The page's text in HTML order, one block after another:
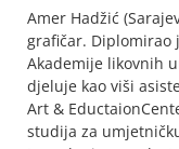
Amer Hadžić
grafičar. Diplomirao
Akademije likovnih
djeluje kao viši
Art &
studija za